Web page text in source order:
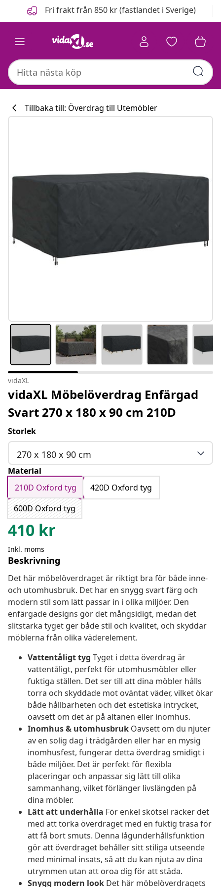
FöregåendeFri frakt från 850 kr (fastlandet i Sverige)
Tillbaka till: Överdrag till Utemöbler
vidaXL
vidaXL Möbelöverdrag Enfärgad
Svart 270 x 180 x 90 cm 210D
Storlek
270 x 180 x 90 cm
Material
210D Oxford tyg
420D Oxford tyg
600D Oxford tyg
410 kr
Inkl. moms
Beskrivning
Det här möbelöverdraget är riktigt bra för både inne-
och utomhusbruk. Det har en snygg svart färg och
modern stil som lätt passar in i olika miljöer. Den
enfärgade designs gör det mångsidigt, medan det
slitstarka tyget ger både stil och kvalitet, och skyddar
möblerna från olika väderelement.
Vattentåligt tyg Tyget i detta överdrag är
vattentåligt, perfekt för utomhusmöbler eller
fuktiga ställen. Det ser till att dina möbler hålls
torra och skyddade mot oväntat väder, vilket ökar
både hållbarheten och det estetiska intrycket,
oavsett om det är på altanen eller inomhus.
Inomhus & utomhusbruk Oavsett om du njuter
av en solig dag i trädgården eller har en mysig
inomhusfest, fungerar detta överdrag smidigt i
både miljöer. Det är perfekt för flexibla
placeringar och anpassar sig lätt till olika
sammanhang, vilket förlänger livslängden på
dina möbler.
Lätt att underhålla För enkel skötsel räcker det
med att torka överdraget med en fuktig trasa för
att få bort smuts. Denna lågunderhållsfunktion
gör att överdraget behåller sitt stiliga utseende
med minimal insats, så att du kan njuta av dina
utrymmen utan att oroa dig för att städa.
Snygg modern look Det här möbelöverdragets